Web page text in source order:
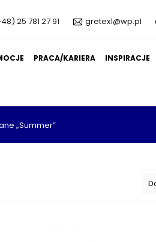
25 781 27 91 gretex1@wp.pl
PRACA/KARIERA INSPIRACJE
„summer”